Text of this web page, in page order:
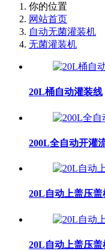
你的位置
网站首页
自动无菌灌装机
无菌灌装机
20L桶自动灌装线
200L全自动开灌
20L自动上盖压盖
20L自动上盖压盖